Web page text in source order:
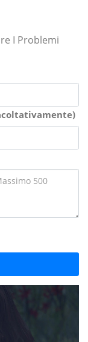
I Problemi